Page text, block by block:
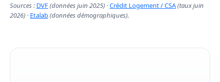
Sources : DVF(données juin 2025) ·Crédit Logement / CSA(taux juin
2026) · Etalab(données démographiques).